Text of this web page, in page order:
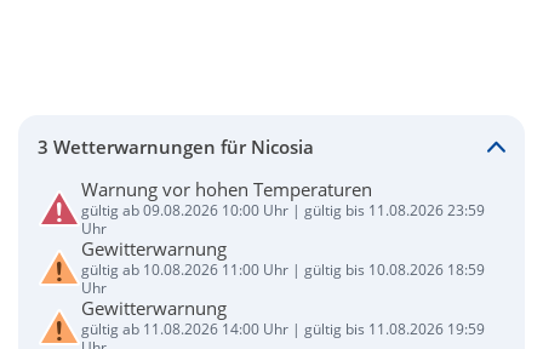
3 Wetterwarnungen für Nicosia
Warnung vor hohen Temperaturen
gültig ab 09.08.2026 10:00 Uhr | gültig bis 11.08.2026 23:59
Uhr
Gewitterwarnung
gültig ab 10.08.2026 11:00 Uhr | gültig bis 10.08.2026 18:59
Uhr
Gewitterwarnung
gültig ab 11.08.2026 14:00 Uhr | gültig bis 11.08.2026 19:59